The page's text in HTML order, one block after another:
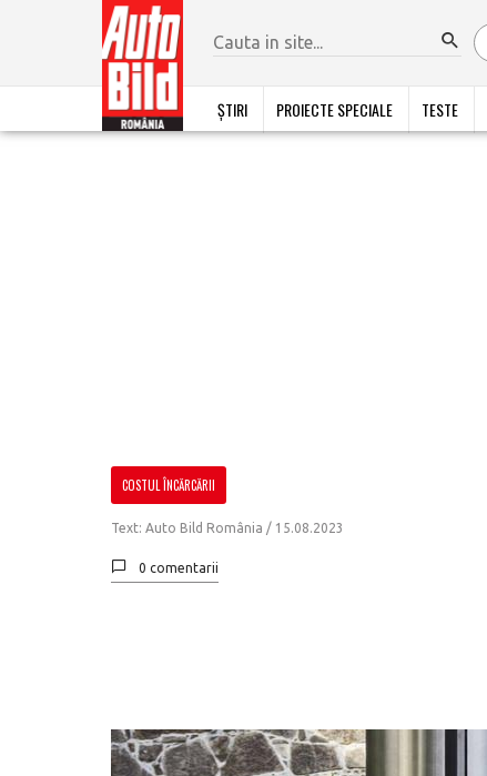
ȘTIRI PROIECTE SPECIALE TESTE
COSTUL ÎNCĂRCĂRII
Text: Auto Bild România / 15.08.2023
0 comentarii